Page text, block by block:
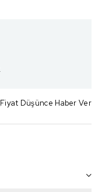
Fiyat Düşünce Haber Ver